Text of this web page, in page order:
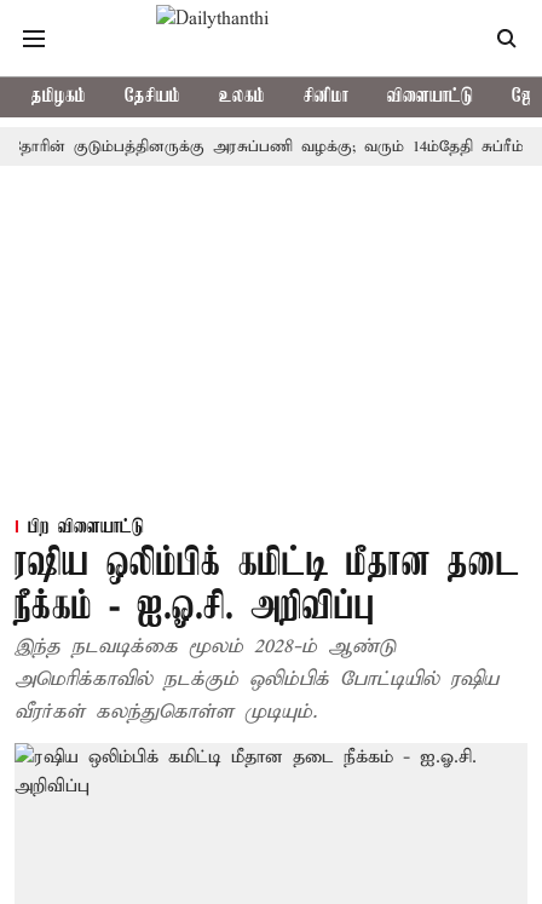
தமிழகம் தேசியம் உலகம் சினிமா விளையாட்டு
குடும்பத்தினருக்கு அரசுப்பணி வழக்கு; வரும் 14ம்தேதி
பிற விளையாட்டு
ரஷிய ஒலிம்பிக் கமிட்டி மீதான தடை
நீக்கம் - ஐ.ஓ.சி. அறிவிப்பு
இந்த நடவடிக்கை மூலம் 2028-ம் ஆண்டு
அமெரிக்காவில் நடக்கும் ஒலிம்பிக் போட்டியில் ர‌ஷிய
வீரர்கள் கலந்துகொள்ள முடியும்.